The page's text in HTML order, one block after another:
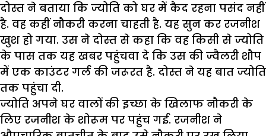
दोस्त ने बताया कि ज्योति को घर में कैद रहना पसंद नहीं
है. वह कहीं नौकरी करना चाहती है. यह सुन कर रजनीश
खुश हो गया. उस ने दोस्त से कहा कि वह किसी से ज्योति
के पास तक यह खबर पहुंचवा दे कि उस की ज्वैलरी शौप
में एक काउंटर गर्ल की जरूरत है. दोस्त ने यह बात ज्योति
तक पहुंचा दी.
ज्योति अपने घर वालों की इच्छा के खिलाफ नौकरी के
लिए रजनीश के शोरूम पर पहुंच गई. रजनीश ने